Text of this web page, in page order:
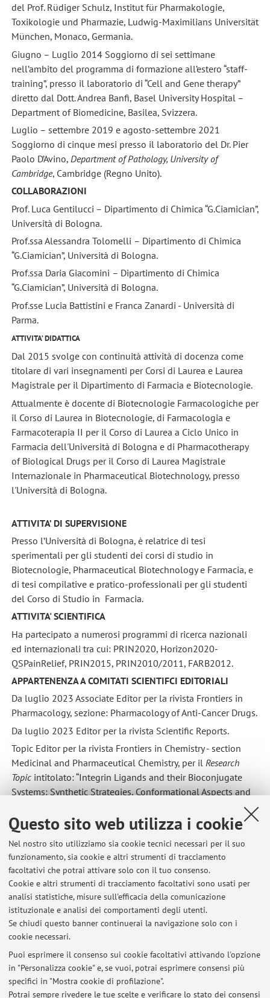
Questo sito web utilizza i cookie
Nel nostro sito utilizziamo sia cookie tecnici necessari per il suo
funzionamento, sia cookie e altri strumenti di tracciamento
facoltativi che potrai attivare solo con il tuo consenso.
Cookie e altri strumenti di tracciamento facoltativi sono usati per
analisi statistiche, misure sull'efficacia della comunicazione
istituzionale e analisi dei comportamenti degli utenti.
Se chiudi questo banner continuerai la navigazione solo con i
cookie necessari.
Puoi esprimere il consenso sui cookie facoltativi attivando l'opzione
in "Personalizza cookie" e, se vuoi, potrai esprimere consensi più
specifici in "Mostra cookie di profilazione".
Potrai sempre rivedere le tue scelte e verificare lo stato dei consensi
del Prof. Rüdiger Schulz, Institut für Pharmakologie,
Toxikologie und Pharmazie, Ludwig-Maximilians Universität
München, Monaco, Germania.
Giugno – Luglio 2014 Soggiorno di sei settimane
nell’ambito del programma di formazione all’estero “staff-
training”, presso il laboratorio di “Cell and Gene therapy”
diretto dal Dott. Andrea Banfi, Basel University Hospital –
Department of Biomedicine, Basilea, Svizzera.
Luglio – settembre 2019 e agosto-settembre 2021
Soggiorno di cinque mesi presso il laboratorio del Dr. Pier
Paolo D’Avino, Department of Pathology, University of
Cambridge, Cambridge (Regno Unito).
COLLABORAZIONI
Prof. Luca Gentilucci – Dipartimento di Chimica “G.Ciamician”,
Università di Bologna.
Prof.ssa Alessandra Tolomelli – Dipartimento di Chimica
“G.Ciamician”, Università di Bologna.
Prof.ssa Daria Giacomini – Dipartimento di Chimica
“G.Ciamician”, Università di Bologna.
Prof.sse Lucia Battistini e Franca Zanardi - Università di
Parma.
ATTIVITA’ DIDATTICA
Dal 2015 svolge con continuità attività di docenza come
titolare di vari insegnamenti per Corsi di Laurea e Laurea
Magistrale per il Dipartimento di Farmacia e Biotecnologie.
Attualmente è docente di Biotecnologie Farmacologiche per
il Corso di Laurea in Biotecnologie, di Farmacologia e
Farmacoterapia II per il Corso di Laurea a Ciclo Unico in
Farmacia dell'Università di Bologna e di Pharmacotherapy
of Biological Drugs per il Corso di Laurea Magistrale
Internazionale in Pharmaceutical Biotechnology, presso
l'Università di Bologna.
ATTIVITA’ DI SUPERVISIONE
Presso l’Università di Bologna, è relatrice di tesi
sperimentali per gli studenti dei corsi di studio in
Biotecnologie, Pharmaceutical Biotechnology e Farmacia, e
di tesi compilative e pratico-professionali per gli studenti
del Corso di Studio in Farmacia.
ATTIVITA' SCIENTIFICA
Ha partecipato a numerosi programmi di ricerca nazionali
ed internazionali tra cui: PRIN2020, Horizon2020-
QSPainRelief, PRIN2015, PRIN2010/2011, FARB2012.
APPARTENENZA A COMITATI SCIENTIFCI EDITORIALI
Da luglio 2023 Associate Editor per la rivista Frontiers in
Pharmacology, sezione: Pharmacology of Anti-Cancer Drugs.
Da luglio 2023 Editor per la rivista Scientific Reports.
Topic Editor per la rivista Frontiers in Chemistry - section
Medicinal and Pharmaceutical Chemistry, per il Research
Topicintitolato: “Integrin Ligands and their Bioconjugate
Systems: Synthetic Strategies, Conformational Aspects and
Referee di varie riviste internazionali di settore, tra cui:
Biomolecules, Expert Opinion on Therapeutic Patents,
Helyon, Journal of Medicinal Chemistry, Molecular Pain,
Scientific Reports, Nature Nanotechnology, Frontiers in Cell
and Developmental Biology, Frontiers in Immunology,
Frontiers in Pharmacology, Journal of Tissue Engineering,
Molecular Therapy, Biomedicines, Cancers, Cells, Molecular
Pain.
Ultimi avvisi